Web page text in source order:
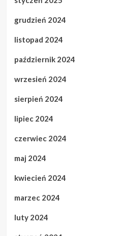
grudzień 2024
listopad 2024
październik 2024
wrzesień 2024
sierpień 2024
lipiec 2024
czerwiec 2024
maj 2024
kwiecień 2024
marzec 2024
luty 2024